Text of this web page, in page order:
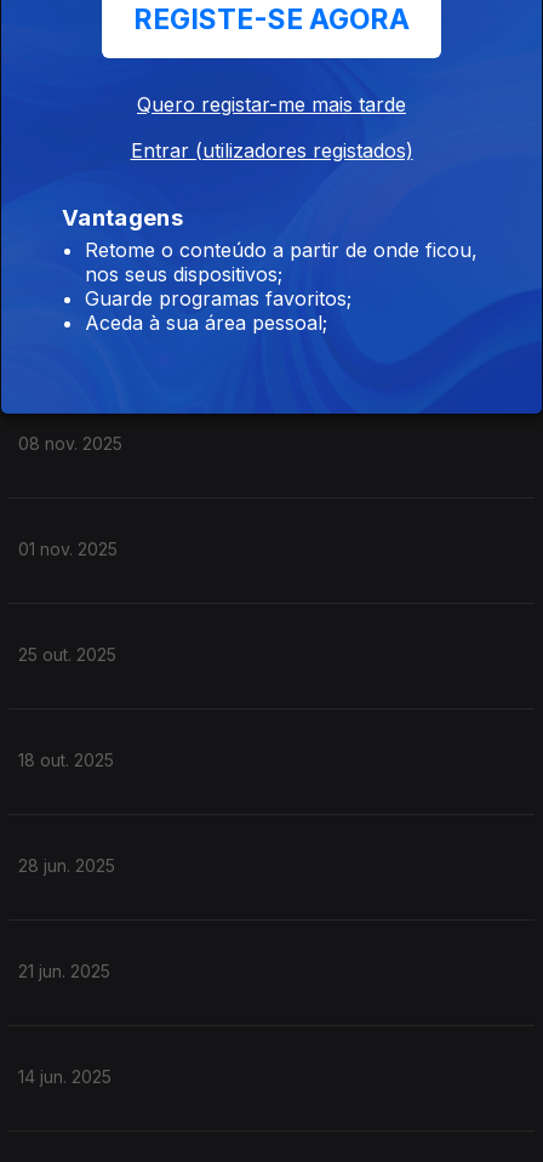
22 nov. 2025
08 nov. 2025
01 nov. 2025
25 out. 2025
18 out. 2025
28 jun. 2025
21 jun. 2025
14 jun. 2025
REGISTE-SE AGORA
Quero registar-me mais tarde
Entrar (utilizadores registados)
Vantagens
Retome o conteúdo a partir de onde ficou,
nos seus dispositivos;
Guarde programas favoritos;
Aceda à sua área pessoal;